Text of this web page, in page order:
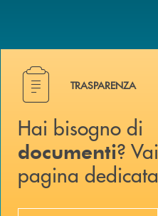
Hai bisogno di
TRASPARENZA
Hai bisogno di
documenti?
pagina